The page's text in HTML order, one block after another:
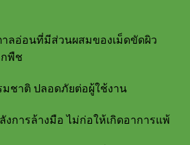
ลอ่อนที่มีส่วนผสมของเม็ดขัดผิว
พืช
ชาติ ปลอดภัยต่อผู้ใช้งาน
การล้างมือ ไม่ก่อให้เกิดอาการแพ้